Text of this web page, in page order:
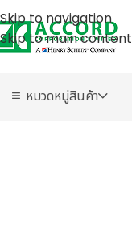
Skip to navigation
Skip to main content
หมวดหมู่สินค้า